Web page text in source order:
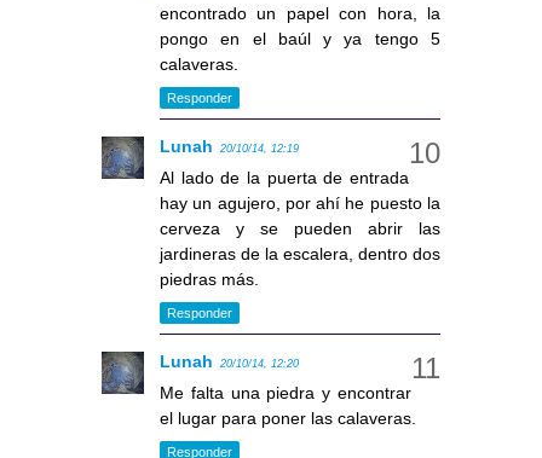
encontrado un papel con hora, la
pongo en el baúl y ya tengo 5
calaveras.
Responder
Lunah 20/10/14, 12:19
Al lado de la puerta de entrada
hay un agujero, por ahí he puesto la
cerveza y se pueden abrir las
jardineras de la escalera, dentro dos
piedras más.
Responder
Lunah 20/10/14, 12:20
Me falta una piedra y encontrar
el lugar para poner las calaveras.
Responder